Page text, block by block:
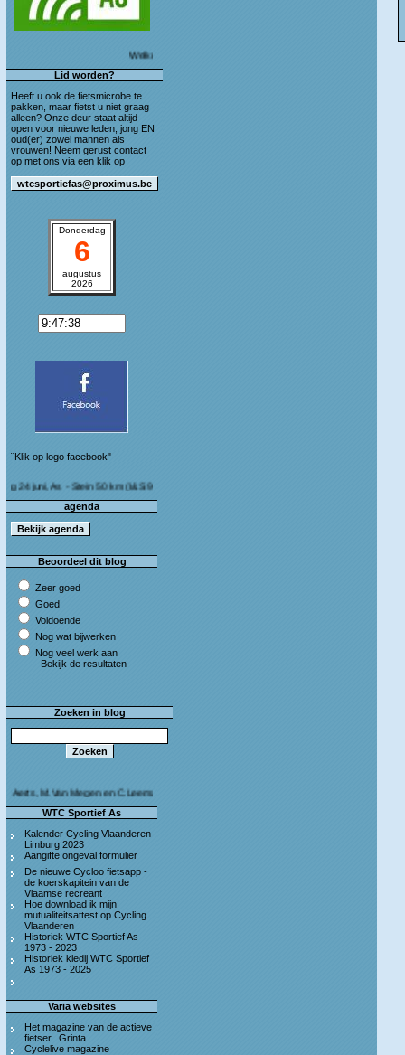
Welkom op de blog van WTC Sportief As!
Lid worden?
Heeft u ook de fietsmicrobe te
pakken, maar fietst u niet graag
alleen? Onze deur staat altijd
open voor nieuwe leden, jong EN
oud(er) zowel mannen als
vrouwen! Neem gerust contact
op met ons via een klik op
Donderdag
6
augustus
2026
¨Klik op logo facebook"
- Stein 50 km (I&S 9u - 10u30) Café Bij die van ons As
agenda
Beoordeel dit blog
Zeer goed
Goed
Voldoende
Nog wat bijwerken
Nog veel werk aan
Bekijk de resultaten
Zoeken in blog
Megen en C.Leeman - Van harte proficiat!
WTC Sportief As
Kalender Cycling Vlaanderen
Limburg 2023
Aangifte ongeval formulier
De nieuwe Cycloo fietsapp -
de koerskapitein van de
Vlaamse recreant
Hoe download ik mijn
mutualiteitsattest op Cycling
Vlaanderen
Historiek WTC Sportief As
1973 - 2023
Historiek kledij WTC Sportief
As 1973 - 2025
Varia websites
Het magazine van de actieve
fietser...Grinta
Cyclelive magazine